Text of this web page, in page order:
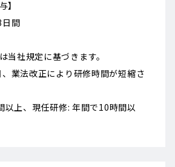
】
間
社規定に基づきます。
業法改正により研修時間が短縮さ
以上、現任研修: 年間で10時間以